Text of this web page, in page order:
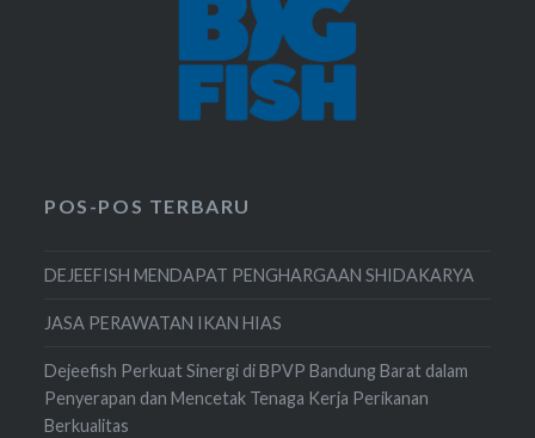
POS-POS TERBARU
DEJEEFISH MENDAPAT PENGHARGAAN SHIDAKARYA
JASA PERAWATAN IKAN HIAS
Dejeefish Perkuat Sinergi di BPVP Bandung Barat dalam
Penyerapan dan Mencetak Tenaga Kerja Perikanan
Berkualitas